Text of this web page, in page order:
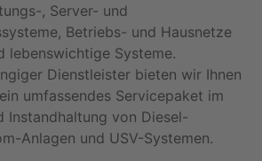
, Server- und
Betriebs- und Hausnetze
lebenswichtige Systeme.
Dienstleister bieten wir Ihnen
umfassendes Servicepaket im
Instandhaltung von Diesel-
Anlagen und USV-Systemen.